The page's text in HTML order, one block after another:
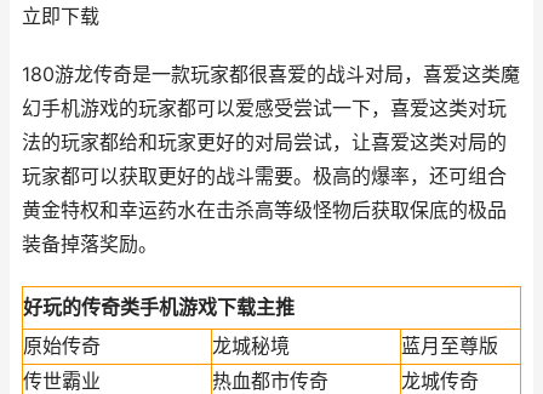
立即下载
180游龙传奇是一款玩家都很喜爱的战斗对局，喜爱这类魔
幻手机游戏的玩家都可以爱感受尝试一下，喜爱这类对玩
法的玩家都给和玩家更好的对局尝试，让喜爱这类对局的
玩家都可以获取更好的战斗需要。极高的爆率，还可组合
黄金特权和幸运药水在击杀高等级怪物后获取保底的极品
装备掉落奖励。
好玩的传奇类手机游戏下载主推
原始传奇
龙城秘境
蓝月至尊版
传世霸业
热血都市传奇
龙城传奇